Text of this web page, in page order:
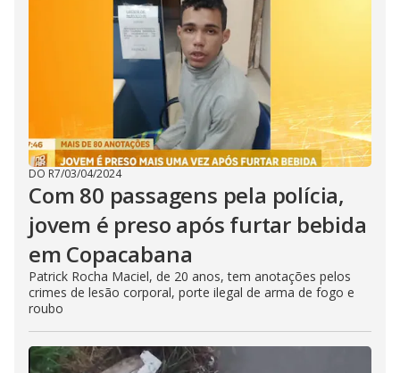
DO R7/03/04/2024
Com 80 passagens pela polícia,
jovem é preso após furtar bebida
em Copacabana
Patrick Rocha Maciel, de 20 anos, tem anotações pelos
crimes de lesão corporal, porte ilegal de arma de fogo e
roubo